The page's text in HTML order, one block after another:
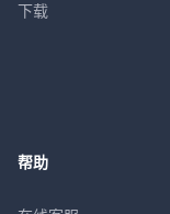
下载
帮助